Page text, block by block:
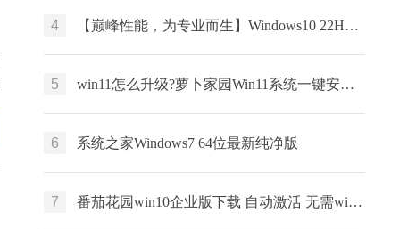
4 【巅峰性能，为专业而生】Windows10 22H2 64位 专业工作站版
5 win11怎么升级?萝卜家园Win11系统一键安装 64位 windows家庭版 V2022.01
6 系统之家Windows7 64位最新纯净版
7 番茄花园win10企业版下载 自动激活 无需win10企业版激活码 win10永久激活